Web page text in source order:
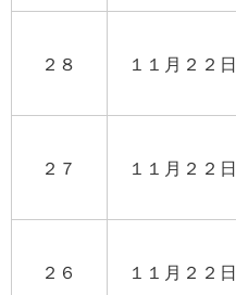
２８ １１月２２日
２７ １１月２２日
２６ １１月２２日